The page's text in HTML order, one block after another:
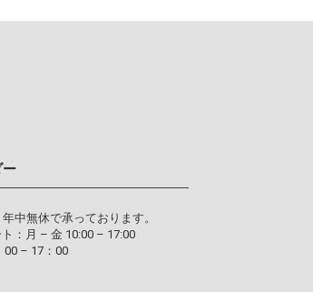
ー
中無休で承っております。
：月 – 金 10:00 – 17:00
00 – 17：00